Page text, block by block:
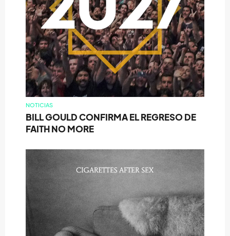
NOTICIAS
BILL GOULD CONFIRMA EL REGRESO DE
FAITH NO MORE